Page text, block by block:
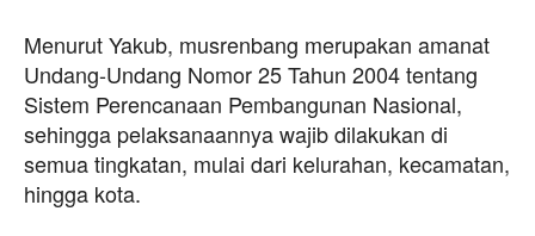
Menurut Yakub, musrenbang merupakan amanat
Undang-Undang Nomor 25 Tahun 2004 tentang
Sistem Perencanaan Pembangunan Nasional,
sehingga pelaksanaannya wajib dilakukan di
semua tingkatan, mulai dari kelurahan, kecamatan,
hingga kota.